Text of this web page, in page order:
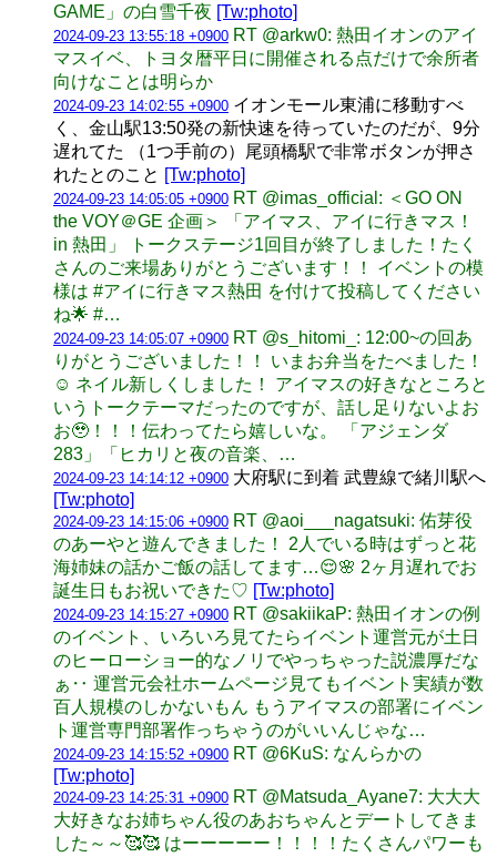
GAME」の白雪千夜 [Tw:photo]
2024-09-23 13:55:18 +0900 RT @arkw0: 熱田イオンのアイ
マスイベ、トヨタ暦平日に開催される点だけで余所者
向けなことは明らか
2024-09-23 14:02:55 +0900 イオンモール東浦に移動すべ
く、金山駅13:50発の新快速を待っていたのだが、9分
遅れてた （1つ手前の）尾頭橋駅で非常ボタンが押さ
れたとのこと [Tw:photo]
2024-09-23 14:05:05 +0900 RT @imas_official: ＜GO ON
the VOY＠GE 企画＞ 「アイマス、アイに行きマス！
in 熱田」 トークステージ1回目が終了しました！たく
さんのご来場ありがとうございます！！ イベントの模
様は #アイに行きマス熱田 を付けて投稿してください
ね🌟 #…
2024-09-23 14:05:07 +0900 RT @s_hitomi_: 12:00~の回あ
りがとうございました！！ いまお弁当をたべました！
☺️ ネイル新しくしました！ アイマスの好きなところと
いうトークテーマだったのですが、話し足りないよお
お🥹！！！伝わってたら嬉しいな。 「アジェンダ
283」「ヒカリと夜の音楽、…
2024-09-23 14:14:12 +0900 大府駅に到着 武豊線で緒川駅へ
[Tw:photo]
2024-09-23 14:15:06 +0900 RT @aoi___nagatsuki: 佑芽役
のあーやと遊んできました！ 2人でいる時はずっと花
海姉妹の話かご飯の話してます…😌🌸 2ヶ月遅れでお
誕生日もお祝いできた♡ [Tw:photo]
2024-09-23 14:15:27 +0900 RT @sakiikaP: 熱田イオンの例
のイベント、いろいろ見てたらイベント運営元が土日
のヒーローショー的なノリでやっちゃった説濃厚だな
ぁ‥ 運営元会社ホームページ見てもイベント実績が数
百人規模のしかないもん もうアイマスの部署にイベン
ト運営専門部署作っちゃうのがいいんじゃな…
2024-09-23 14:15:52 +0900 RT @6KuS: なんらかの
[Tw:photo]
2024-09-23 14:25:31 +0900 RT @Matsuda_Ayane7: 大大大
大好きなお姉ちゃん役のあおちゃんとデートしてきま
した～～🥰🥰 はーーーーー！！！！たくさんパワーも